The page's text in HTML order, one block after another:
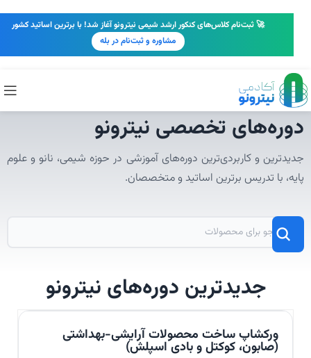
دوره‌های تخصصی نیترونو
جدیدترین و کاربردی‌ترین دوره‌های آموزشی در حوزه شیمی، نانو و علوم
پایه، با تدریس برترین اساتید و متخصصان.
جدیدترین دوره‌های نیترونو
ورکشاپ ساخت محصولات آرایشی-بهداشتی
(صابون، کوکتل و بادی اسپلش)
🚀 ثبت‌نام کلاس‌های کنکور ارشد شیمی نیترونو آغاز شد! با برترین اساتید کشور
مشاوره و ثبت‌نام در بله